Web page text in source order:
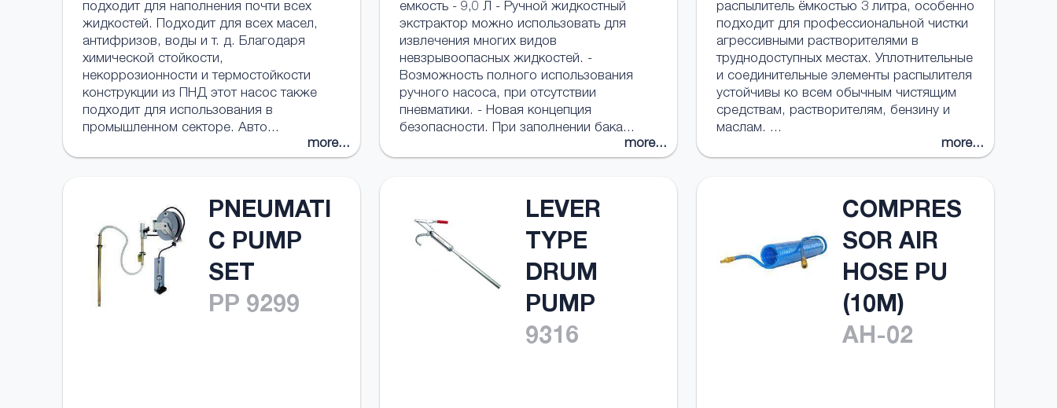
подходит для наполнения почти всех
жидкостей. Подходит для всех масел,
антифризов, воды и т. д. Благодаря
химической стойкости,
некоррозионности и термостойкости
конструкции из ПНД этот насос также
подходит для использования в
промышленном секторе. Авто...
more...
емкость - 9,0 Л - Ручной жидкостный
экстрактор можно использовать для
извлечения многих видов
невзрывоопасных жидкостей. -
Возможность полного использования
ручного насоса, при отсутствии
пневматики. - Новая концепция
безопасности. При заполнении бака...
more...
распылитель ёмкостью 3 литра, особенно
подходит для профессиональной чистки
агрессивными растворителями в
труднодоступных местах. Уплотнительные
и соединительные элементы распылителя
устойчивы ко всем обычным чистящим
средствам, растворителям, бензину и
маслам. ...
more...
PNEUMATI
C PUMP
SET
PP 9299
LEVER
TYPE
DRUM
PUMP
9316
COMPRES
SOR AIR
HOSE PU
(10M)
AH-02